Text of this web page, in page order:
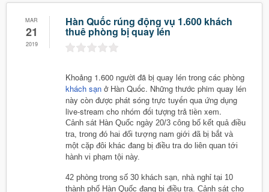
MAR
21
2019
Hàn Quốc rúng động vụ 1.600 khách
thuê phòng bị quay lén
Khoảng 1.600 người đã bị quay lén trong các phòng
khách sạn ở Hàn Quốc. Những thước phim quay lén
này còn được phát sóng trực tuyến qua ứng dụng
live-stream cho nhóm đối tượng trả tiền xem.
Cảnh sát Hàn Quốc ngày 20/3 công bố kết quả điều
tra, trong đó hai đối tượng nam giới đã bị bắt và
một cặp đôi khác đang bị điều tra do liên quan tới
hành vi phạm tội này.
42 phòng trong số 30 khách sạn, nhà nghỉ tại 10
thành phố Hàn Quốc đang bị điều tra. Cảnh sát cho